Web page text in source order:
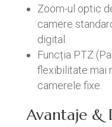
Zoom-ul optic
camere
digital.
Funcția PTZ
flexibilitate mai
camerele fixe.
Avantaje &